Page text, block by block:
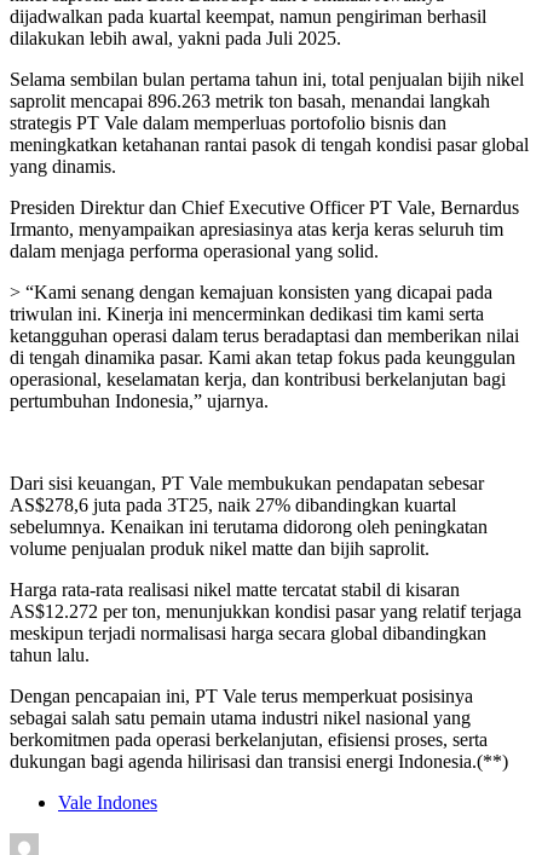
dijadwalkan pada kuartal keempat, namun pengiriman berhasil
dilakukan lebih awal, yakni pada Juli 2025.
Selama sembilan bulan pertama tahun ini, total penjualan bijih nikel
saprolit mencapai 896.263 metrik ton basah, menandai langkah
strategis PT Vale dalam memperluas portofolio bisnis dan
meningkatkan ketahanan rantai pasok di tengah kondisi pasar global
yang dinamis.
Presiden Direktur dan Chief Executive Officer PT Vale, Bernardus
Irmanto, menyampaikan apresiasinya atas kerja keras seluruh tim
dalam menjaga performa operasional yang solid.
> “Kami senang dengan kemajuan konsisten yang dicapai pada
triwulan ini. Kinerja ini mencerminkan dedikasi tim kami serta
ketangguhan operasi dalam terus beradaptasi dan memberikan nilai
di tengah dinamika pasar. Kami akan tetap fokus pada keunggulan
operasional, keselamatan kerja, dan kontribusi berkelanjutan bagi
pertumbuhan Indonesia,” ujarnya.
Dari sisi keuangan, PT Vale membukukan pendapatan sebesar
AS$278,6 juta pada 3T25, naik 27% dibandingkan kuartal
sebelumnya. Kenaikan ini terutama didorong oleh peningkatan
volume penjualan produk nikel matte dan bijih saprolit.
Harga rata-rata realisasi nikel matte tercatat stabil di kisaran
AS$12.272 per ton, menunjukkan kondisi pasar yang relatif terjaga
meskipun terjadi normalisasi harga secara global dibandingkan
tahun lalu.
Dengan pencapaian ini, PT Vale terus memperkuat posisinya
sebagai salah satu pemain utama industri nikel nasional yang
berkomitmen pada operasi berkelanjutan, efisiensi proses, serta
dukungan bagi agenda hilirisasi dan transisi energi Indonesia.(**)
Vale Indones